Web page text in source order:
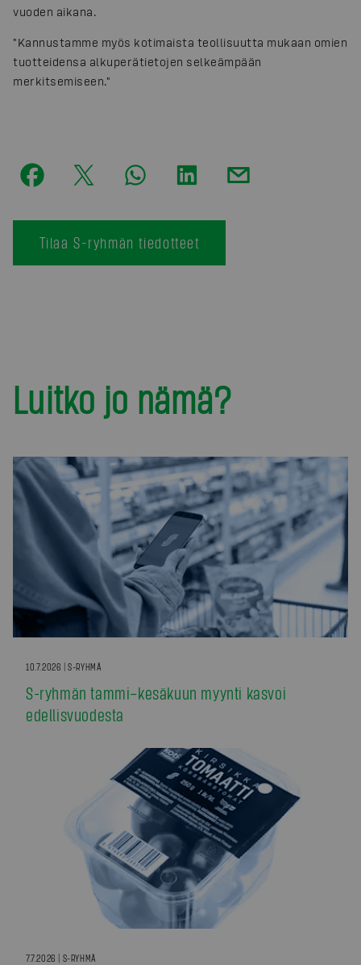
vuoden aikana.
"Kannustamme myös kotimaista teollisuutta mukaan omien
tuotteidensa alkuperätietojen selkeämpään
merkitsemiseen."
Tilaa S-ryhmän tiedotteet
Luitko jo nämä?
10.7.2026 | S-RYHMÄ
S-ryhmän tammi–kesäkuun myynti kasvoi
edellisvuodesta
7.7.2026 | S-RYHMÄ